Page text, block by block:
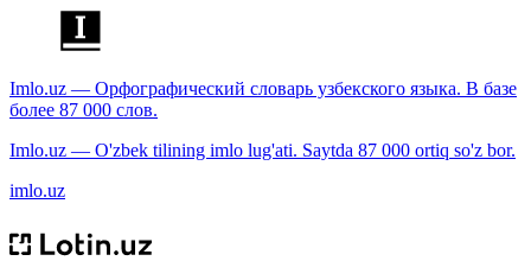
Imlo.uz — Орфографический словарь узбекского языка. В базе
более 87 000 слов.
Imlo.uz — O'zbek tilining imlo lug'ati. Saytda 87 000 ortiq so'z bor.
imlo.uz